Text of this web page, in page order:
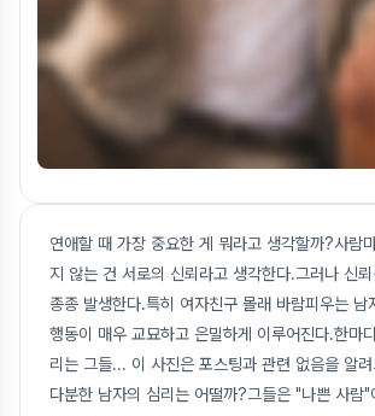
연애할 때 가장 중요한 게 뭐라고 생각할까?사람
지 않는 건 서로의 신뢰라고 생각한다.그러나 신
종종 발생한다.특히 여자친구 몰래 바람피우는 남
행동이 매우 교묘하고 은밀하게 이루어진다.한마
리는 그들... 이 사진은 포스팅과 관련 없음을 알
다분한 남자의 심리는 어떨까?그들은 "나쁜 사람